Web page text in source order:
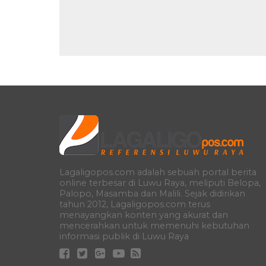
Lagaligopos.com adalah sebuah portal berita
online terbesar di Luwu Raya, meliputi Belopa,
Palopo, Masamba dan Malili. Sejak didirikan
tahun 2012, Lagaligopos.com terus
menayangkan konten yang akurat dan
mencerahkan untuk memenuhi kebutuhan
informasi publik di Luwu Raya